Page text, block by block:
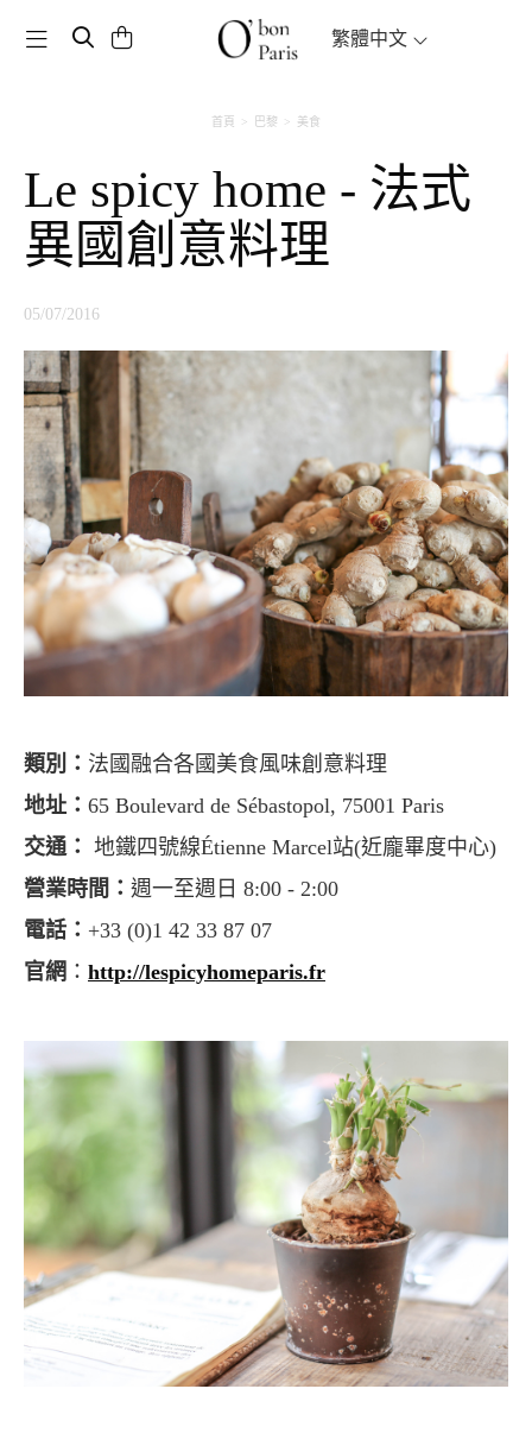
Toggle navigation 繁體中文
首頁 巴黎 美食
Le spicy home - 法式
異國創意料理
05/07/2016
類別： 法國融合各國美食風味創意料理
地址： 65 Boulevard de Sébastopol, 75001 Paris
交通： 地鐵四號線Étienne Marcel站(近龐畢度中心)
營業時間： 週一至週日 8:00 - 2:00
電話： +33 (0)1 42 33 87 07
官網 ： http://lespicyhomeparis.fr